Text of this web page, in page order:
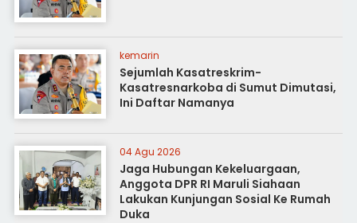
kemarin
Sejumlah Kasatreskrim-
Kasatresnarkoba di Sumut Dimutasi,
Ini Daftar Namanya
04 Agu 2026
Jaga Hubungan Kekeluargaan,
Anggota DPR RI Maruli Siahaan
Lakukan Kunjungan Sosial Ke Rumah
Duka